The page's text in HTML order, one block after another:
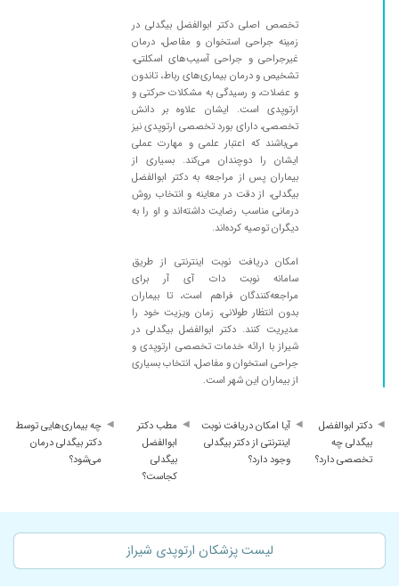
تخصص اصلی دکتر ابوالفضل بیگدلی در
زمینه جراحی استخوان و مفاصل، درمان
غیرجراحی و جراحی آسیب‌های اسکلتی،
تشخیص و درمان بیماری‌های رباط، تاندون
و عضلات، و رسیدگی به مشکلات حرکتی و
ارتوپدی است. ایشان علاوه بر دانش
تخصصی، دارای بورد تخصصی ارتوپدی نیز
می‌باشند که اعتبار علمی و مهارت عملی
ایشان را دوچندان می‌کند. بسیاری از
بیماران پس از مراجعه به دکتر ابوالفضل
بیگدلی، از دقت در معاینه و انتخاب روش
درمانی مناسب رضایت داشته‌اند و او را به
دیگران توصیه کرده‌اند.
امکان دریافت نوبت اینترنتی از طریق
سامانه نوبت دات آی آر برای
مراجعه‌کنندگان فراهم است، تا بیماران
بدون انتظار طولانی، زمان ویزیت خود را
مدیریت کنند. دکتر ابوالفضل بیگدلی در
شیراز با ارائه خدمات تخصصی ارتوپدی و
جراحی استخوان و مفاصل، انتخاب بسیاری
از بیماران این شهر است.
دکتر ابوالفضل
بیگدلی چه
تخصصی دارد؟
آیا امکان دریافت نوبت
اینترنتی از دکتر بیگدلی
وجود دارد؟
مطب دکتر
ابوالفضل
بیگدلی
کجاست؟
چه بیماری‌هایی توسط
دکتر بیگدلی درمان
می‌شود؟
لیست پزشکان ارتوپدی شیراز